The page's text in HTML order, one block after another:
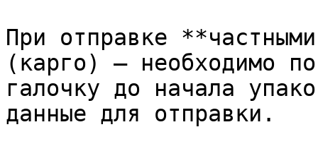
При отправке
(карго) – необходимо
галочку до начала
данные для отправки.